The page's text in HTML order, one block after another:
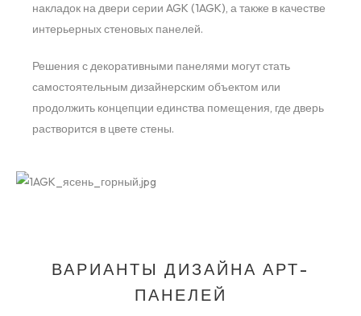
накладок на двери серии AGK (1AGK), а также в качестве
интерьерных стеновых панелей.
Решения с декоративными панелями могут стать
самостоятельным дизайнерским объектом или
продолжить концепции единства помещения, где дверь
растворится в цвете стены.
ВАРИАНТЫ ДИЗАЙНА АРТ-
ПАНЕЛЕЙ